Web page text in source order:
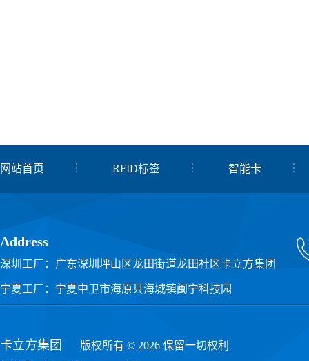
网站首页 RFID标签 智能卡
关于我们
Address
深圳工厂：广东深圳坪山区龙田街道龙田社区卡立方集团
宁夏工厂：宁夏中卫市海原县海城镇闽宁科技园
卡立方集团
版权所有 © 2026 保留一切权利